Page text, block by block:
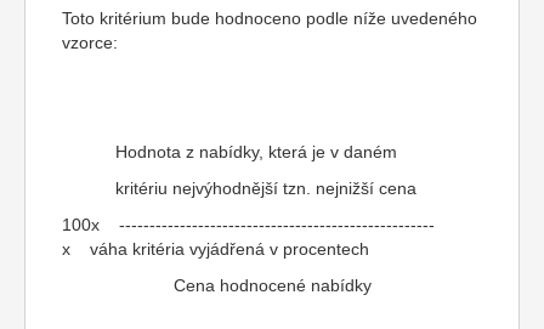
Toto kritérium bude hodnoceno podle níže uvedeného
vzorce:
Hodnota z nabídky, která je v daném
kritériu nejvýhodnější tzn. nejnižší cena
100x ----------------------------------------------------
x váha kritéria vyjádřená v procentech
Cena hodnocené nabídky